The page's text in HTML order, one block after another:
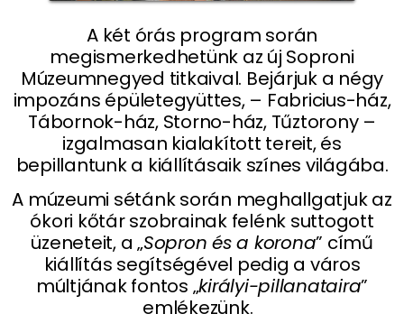
A két órás program során
megismerkedhetünk az új Soproni
Múzeumnegyed titkaival. Bejárjuk a négy
impozáns épületegyüttes, – Fabricius-ház,
Tábornok-ház, Storno-ház, Tűztorony –
izgalmasan kialakított tereit, és
bepillantunk a kiállításaik színes világába.
A múzeumi sétánk során meghallgatjuk az
ókori kőtár szobrainak felénk suttogott
üzeneteit, a „Sopron és a korona” című
kiállítás segítségével pedig a város
múltjának fontos „királyi-pillanataira”
emlékezünk.